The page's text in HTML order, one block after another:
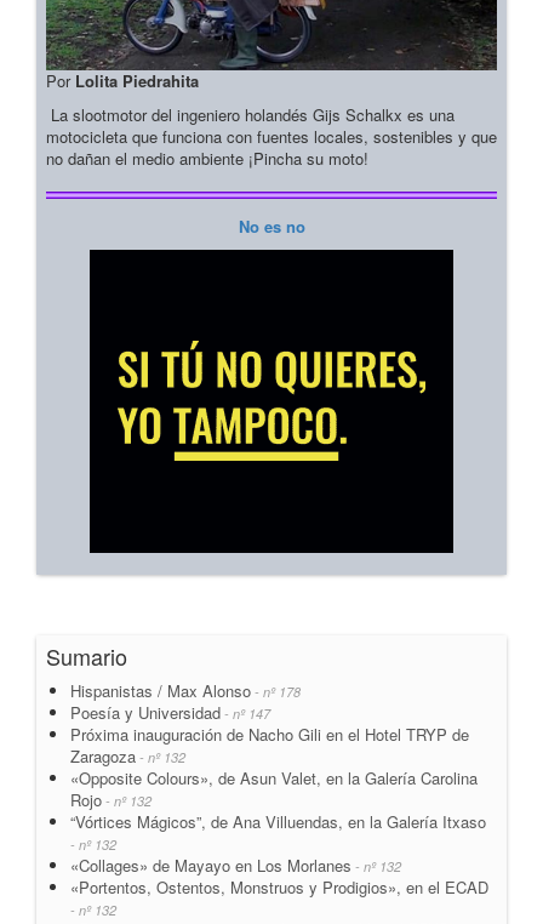
Por Lolita Piedrahita
La slootmotor del ingeniero holandés Gijs Schalkx es una
motocicleta que funciona con fuentes locales, sostenibles y que
no dañan el medio ambiente ¡Pincha su moto!
No es no
Sumario
Hispanistas / Max Alonso - nº 178
Poesía y Universidad - nº 147
Próxima inauguración de Nacho Gili en el Hotel TRYP de
Zaragoza - nº 132
«Opposite Colours», de Asun Valet, en la Galería Carolina
Rojo - nº 132
“Vórtices Mágicos”, de Ana Villuendas, en la Galería Itxaso
- nº 132
«Collages» de Mayayo en Los Morlanes - nº 132
«Portentos, Ostentos, Monstruos y Prodigios», en el ECAD
- nº 132